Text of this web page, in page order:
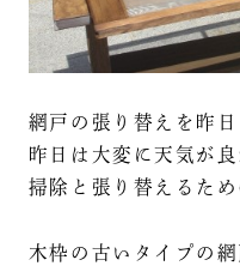
網戸の張り替えを昨
昨日は大変に天気が
掃除と張り替えるた
木枠の古いタイプの